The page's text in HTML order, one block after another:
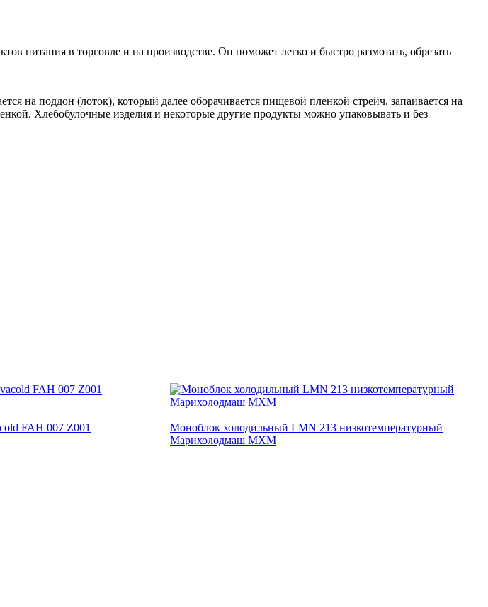
питания в торговле и на производстве. Он поможет легко и быстро размотать, обрезать
на поддон (лоток), который далее оборачивается пищевой пленкой стрейч, запаивается на
Хлебобулочные изделия и некоторые другие продукты можно упаковывать и без
FAH 007 Z001
Моноблок холодильный LMN 213 низкотемпературный
Марихолодмаш МХМ